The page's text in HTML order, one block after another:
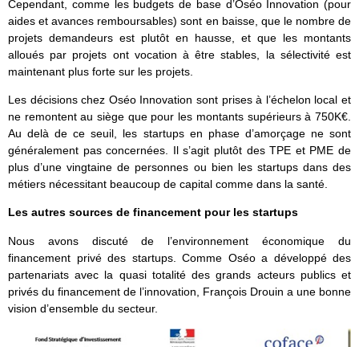
Cependant, comme les budgets de base d’Oséo Innovation (pour
aides et avances remboursables) sont en baisse, que le nombre de
projets demandeurs est plutôt en hausse, et que les montants
alloués par projets ont vocation à être stables, la sélectivité est
maintenant plus forte sur les projets.
Les décisions chez Oséo Innovation sont prises à l’échelon local et
ne remontent au siège que pour les montants supérieurs à 750K€.
Au delà de ce seuil, les startups en phase d’amorçage ne sont
généralement pas concernées. Il s’agit plutôt des TPE et PME de
plus d’une vingtaine de personnes ou bien les startups dans des
métiers nécessitant beaucoup de capital comme dans la santé.
Les autres sources de financement pour les startups
Nous avons discuté de l’environnement économique du
financement privé des startups. Comme Oséo a développé des
partenariats avec la quasi totalité des grands acteurs publics et
privés du financement de l’innovation, François Drouin a une bonne
vision d’ensemble du secteur.